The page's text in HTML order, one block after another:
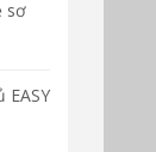
sơ
EASY